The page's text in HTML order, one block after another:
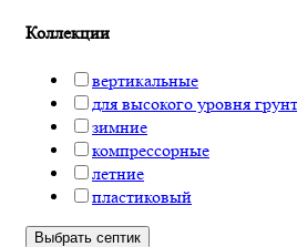
Коллекции
вертикальные
для высокого уровня
зимние
компрессорные
летние
пластиковый
Выбрать септик